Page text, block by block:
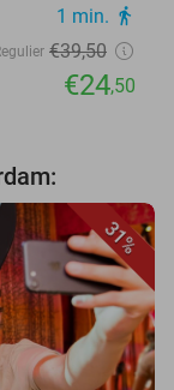
1 min. directions_walk
€39,50
€24,50
31%